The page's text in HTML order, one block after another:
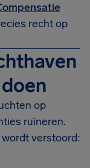
recht op
op
ruïneren.
verstoord: